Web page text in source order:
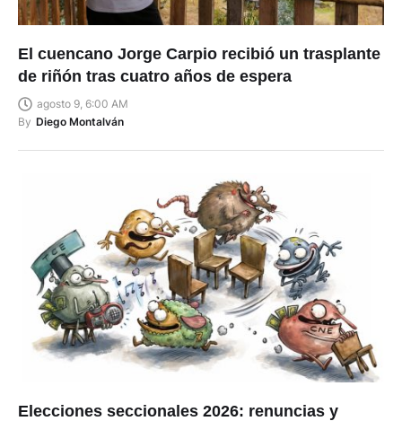
El cuencano Jorge Carpio recibió un trasplante
de riñón tras cuatro años de espera
agosto 9, 6:00 AM
By Diego Montalván
Elecciones seccionales 2026: renuncias y